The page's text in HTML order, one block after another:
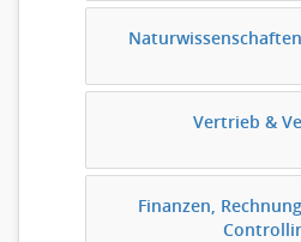
Vertrieb &
Finanzen,